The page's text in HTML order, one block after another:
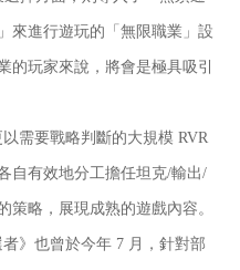
來進行遊玩的「無限職業」設
的玩家來說，將會是極具吸引
要戰略判斷的大規模 RVR
自有效地分工擔任坦克/輸出/
策略，展現成熟的遊戲內容。
》也曾於今年 7 月，針對部